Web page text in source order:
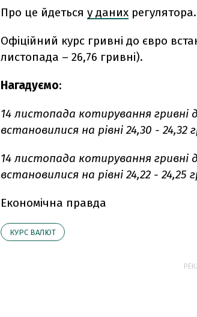
Про це йдеться у даних регулятора.
Офіційний курс гривні до євро
листопада – 26,76 гривні).
Нагадуємо:
14 листопада котирування гривні
встановилися на рівні 24,30 - 24,32
14 листопада котирування гривні
встановилися на рівні 24,22 - 24,25
Економічна правда
КУРС ВАЛЮТ